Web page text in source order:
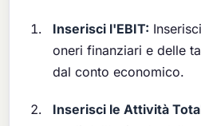
Inserisci l'EBIT:
oneri finanziari e delle
dal conto economico.
Inserisci le Attività